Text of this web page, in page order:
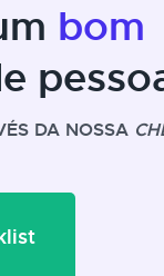
bom
DA NOSSA